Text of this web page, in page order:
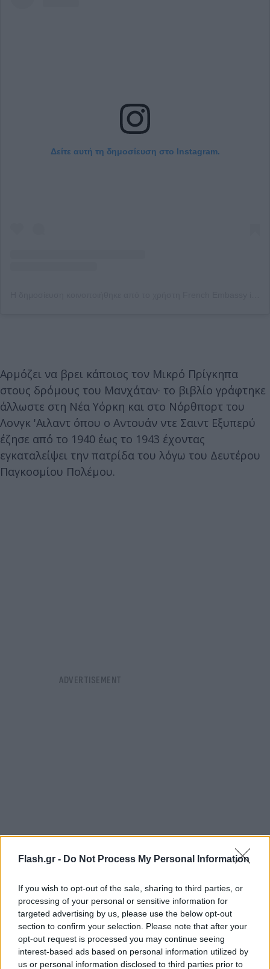
Flash.gr - Do Not Process My Personal Information
If you wish to opt-out of the sale, sharing to third parties, or
processing of your personal or sensitive information for
targeted advertising by us, please use the below opt-out
section to confirm your selection. Please note that after your
opt-out request is processed you may continue seeing
interest-based ads based on personal information utilized by
us or personal information disclosed to third parties prior to
Δείτε αυτή τη δημοσίευση στο Instagram.
Αρμόζει να βρει κάποιος τον Μικρό Πρίγκηπα
στους δρόμους του Μανχάταν· το βιβλίο γράφτηκε
άλλωστε στη Νέα Υόρκη και στο Νόρθπορτ του
Λονγκ 'Αιλαντ όπου ο Αντουάν ντε Σαιντ Εξυπερύ
έζησε από το 1940 έως το 1943 έχοντας
εγκαταλείψει την πατρίδα του λόγω του Δευτέρου
Παγκοσμίου Πολέμου.
Επιπλέον, το πρωτότυπο χειρόγραφο και οι
ζωγραφικές βρίσκονται στη Morgan Library and
Museum.
«Η Νέα Υόρκη είναι μια πόλη γνωστή για την